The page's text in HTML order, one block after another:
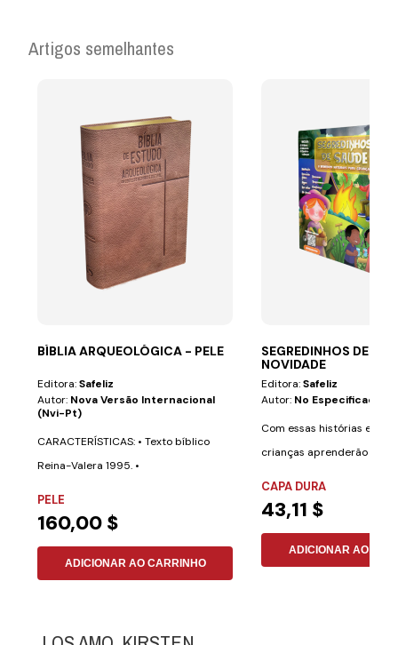
Artigos semelhantes
BÍBLIA ARQUEOLÓGICA - PELE
Editora:Safeliz
Autor: Nova Versão Internacional
(nvi-Pt)
CARACTERÍSTICAS: • Texto bíblico
Reina-Valera 1995. •
PELE
160,00 $
ADICIONAR AO CARRINHO
SEGREDINHOS DE
NOVIDADE
Editora:Safeliz
Autor: No Especificado
Com essas histórias
crianças aprenderão a
CAPA DURA
43,11 $
ADICIONAR AO